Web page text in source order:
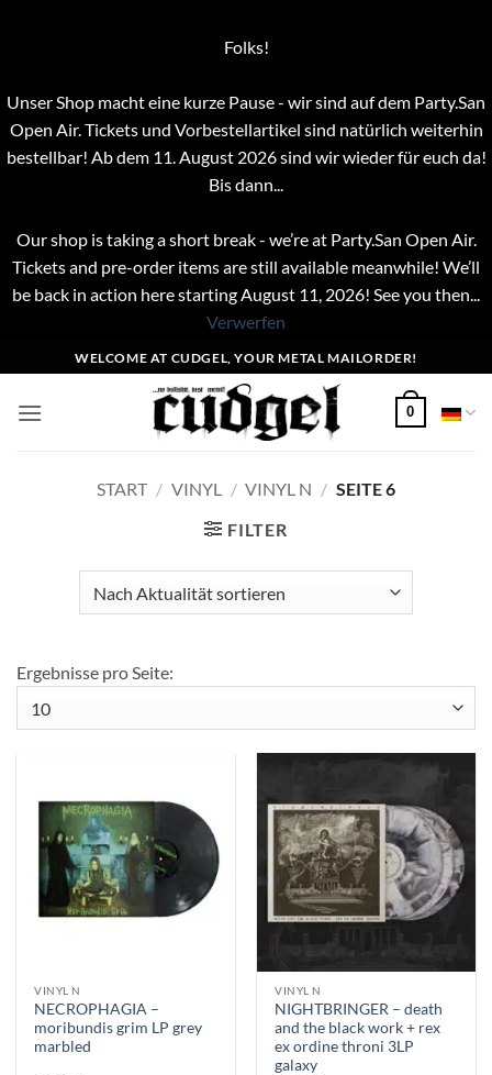
Folks!
Unser Shop macht eine kurze Pause - wir sind auf dem Party.San
Open Air. Tickets und Vorbestellartikel sind natürlich weiterhin
bestellbar! Ab dem 11. August 2026 sind wir wieder für euch da!
Bis dann...
Our shop is taking a short break - we’re at Party.San Open Air.
Tickets and pre-order items are still available meanwhile! We’ll
be back in action here starting August 11, 2026! See you then...
Verwerfen
Inhalt
springen
WELCOME AT CUDGEL, YOUR METAL MAILORDER!
0
START / VINYL / VINYL N / SEITE 6
FILTER
Ergebnisse pro Seite:
VINYL N
NECROPHAGIA –
moribundis grim LP grey
marbled
VINYL N
NIGHTBRINGER – death
and the black work + rex
ex ordine throni 3LP
galaxy